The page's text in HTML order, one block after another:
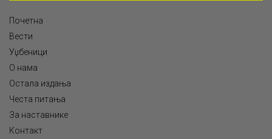
Почетна
Вести
Уџбеници
О нама
Остала издања
Честа питања
За наставнике
Контакт